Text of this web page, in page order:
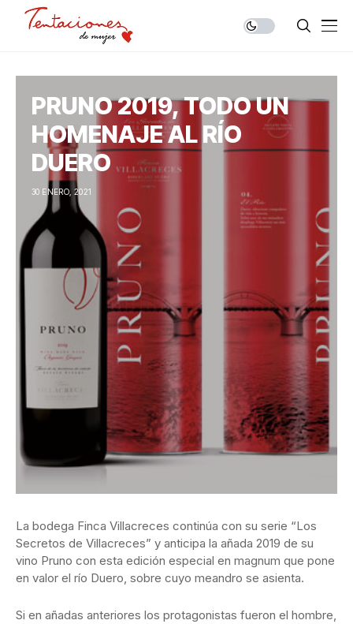
PRUNO 2019, TODO UN
HOMENAJE AL RÍO
DUERO
30 ENERO, 2021
La bodega Finca Villacreces continúa con su serie “Los
Secretos de Villacreces” y anticipa la añada 2019 de su
vino Pruno con esta edición especial en magnum que pone
en valor el río Duero, sobre cuyo meandro se asienta.
Si en añadas anteriores los protagonistas fueron el hombre,